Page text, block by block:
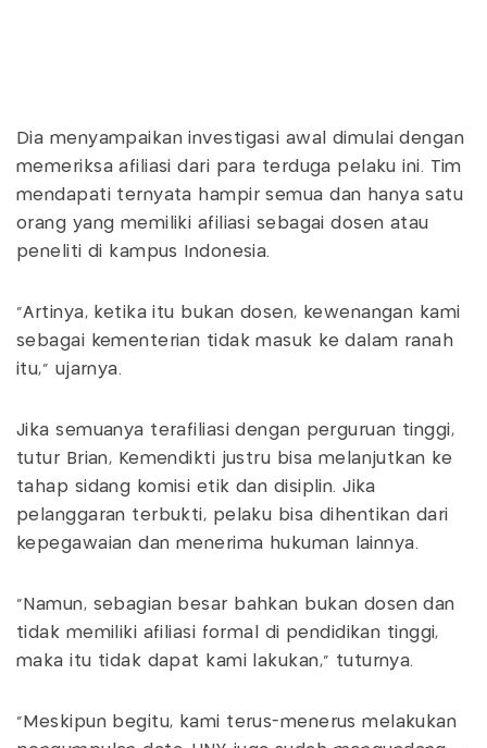
Dia menyampaikan investigasi awal dimulai dengan
memeriksa afiliasi dari para terduga pelaku ini. Tim
mendapati ternyata hampir semua dan hanya satu
orang yang memiliki afiliasi sebagai dosen atau
peneliti di kampus Indonesia.
"Artinya, ketika itu bukan dosen, kewenangan kami
sebagai kementerian tidak masuk ke dalam ranah
itu," ujarnya.
Jika semuanya terafiliasi dengan perguruan tinggi,
tutur Brian, Kemendikti justru bisa melanjutkan ke
tahap sidang komisi etik dan disiplin. Jika
pelanggaran terbukti, pelaku bisa dihentikan dari
kepegawaian dan menerima hukuman lainnya.
"Namun, sebagian besar bahkan bukan dosen dan
tidak memiliki afiliasi formal di pendidikan tinggi,
maka itu tidak dapat kami lakukan," tuturnya.
"Meskipun begitu, kami terus-menerus melakukan